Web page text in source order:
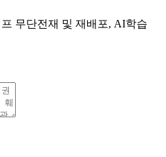
무단전재 및 재배포, AI학습